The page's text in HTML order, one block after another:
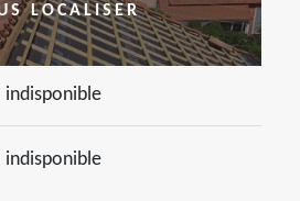
LOCALISER
indisponible
indisponible